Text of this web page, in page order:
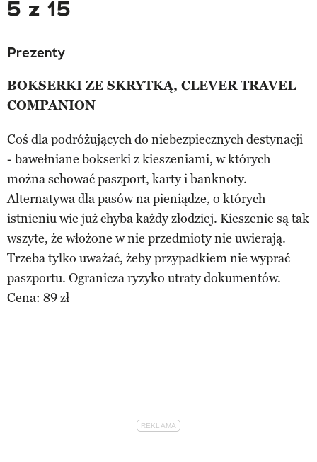
5 z 15
Prezenty
BOKSERKI ZE SKRYTKĄ, CLEVER TRAVEL
COMPANION
Coś dla podróżujących do niebezpiecznych destynacji
- bawełniane bokserki z kieszeniami, w których
można schować paszport, karty i banknoty.
Alternatywa dla pasów na pieniądze, o których
istnieniu wie już chyba każdy złodziej. Kieszenie są tak
wszyte, że włożone w nie przedmioty nie uwierają.
Trzeba tylko uważać, żeby przypadkiem nie wyprać
paszportu. Ogranicza ryzyko utraty dokumentów.
Cena: 89 zł